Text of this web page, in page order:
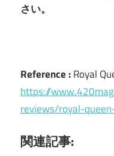
さい。
Reference :Royal
https://
reviews/royal-
関連記事: